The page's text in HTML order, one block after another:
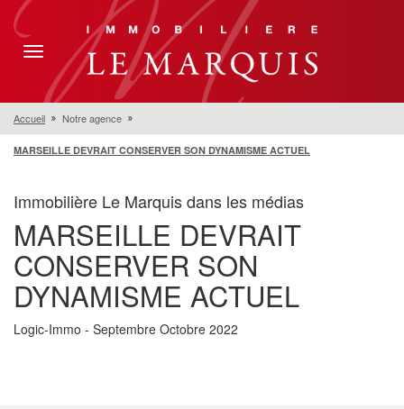
Toggle
navigation
Accueil Notre agence
MARSEILLE DEVRAIT CONSERVER SON DYNAMISME ACTUEL
Immobilière Le Marquis dans les médias
MARSEILLE DEVRAIT
CONSERVER SON
DYNAMISME ACTUEL
Logic-Immo - Septembre Octobre 2022